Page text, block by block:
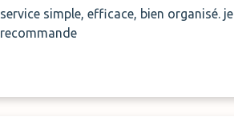
service simple, efficace, bien organisé. je
recommande